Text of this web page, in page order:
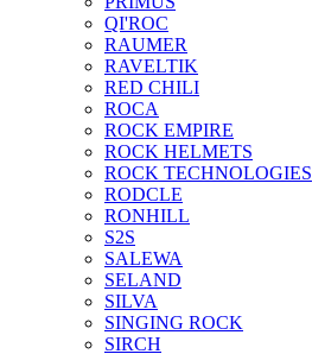
QI'ROC
RAUMER
RAVELTIK
RED CHILI
ROCA
ROCK EMPIRE
ROCK HELMETS
ROCK TECHNOLOGIES
RODCLE
RONHILL
S2S
SALEWA
SELAND
SILVA
SINGING ROCK
SIRCH